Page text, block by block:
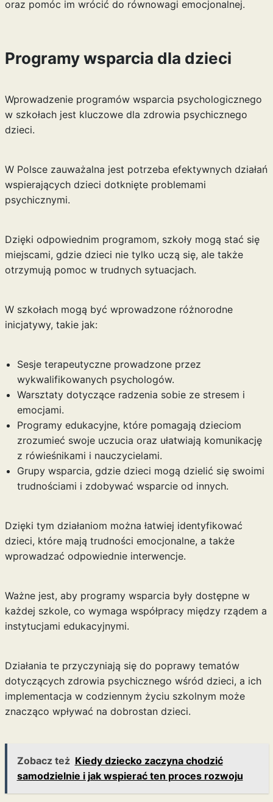
oraz pomóc im wrócić do równowagi emocjonalnej.
Programy wsparcia dla dzieci
Wprowadzenie programów wsparcia psychologicznego
w szkołach jest kluczowe dla zdrowia psychicznego
dzieci.
W Polsce zauważalna jest potrzeba efektywnych działań
wspierających dzieci dotknięte problemami
psychicznymi.
Dzięki odpowiednim programom, szkoły mogą stać się
miejscami, gdzie dzieci nie tylko uczą się, ale także
otrzymują pomoc w trudnych sytuacjach.
W szkołach mogą być wprowadzone różnorodne
inicjatywy, takie jak:
Sesje terapeutyczne prowadzone przez
wykwalifikowanych psychologów.
Warsztaty dotyczące radzenia sobie ze stresem i
emocjami.
Programy edukacyjne, które pomagają dzieciom
zrozumieć swoje uczucia oraz ułatwiają komunikację
z rówieśnikami i nauczycielami.
Grupy wsparcia, gdzie dzieci mogą dzielić się swoimi
trudnościami i zdobywać wsparcie od innych.
Dzięki tym działaniom można łatwiej identyfikować
dzieci, które mają trudności emocjonalne, a także
wprowadzać odpowiednie interwencje.
Ważne jest, aby programy wsparcia były dostępne w
każdej szkole, co wymaga współpracy między rządem a
instytucjami edukacyjnymi.
Działania te przyczyniają się do poprawy tematów
dotyczących zdrowia psychicznego wśród dzieci, a ich
implementacja w codziennym życiu szkolnym może
znacząco wpływać na dobrostan dzieci.
Zobacz też Kiedy dziecko zaczyna chodzić
samodzielnie i jak wspierać ten proces rozwoju